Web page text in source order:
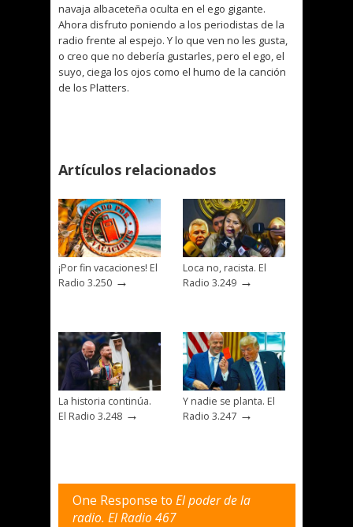
navaja albaceteña oculta en el ego gigante.
Ahora disfruto poniendo a los periodistas de la
radio frente al espejo. Y lo que ven no les gusta,
o creo que no debería gustarles, pero el ego, el
suyo, ciega los ojos como el humo de la canción
de los Platters.
Artículos relacionados
¡Por fin vacaciones! El
Radio 3.250 →
Loca no, racista. El
Radio 3.249 →
La historia continúa.
El Radio 3.248 →
Y nadie se planta. El
Radio 3.247 →
One Response to El poder de la
radio. El Radio 467